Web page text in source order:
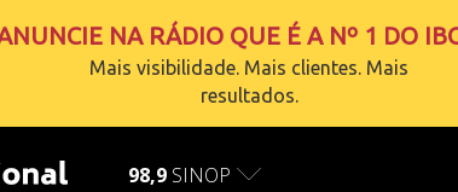
NA RÁDIO QUE É A Nº 1 DO
Mais visibilidade. Mais clientes. Mais
resultados.
98,9 SINOP